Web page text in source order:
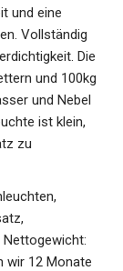
und eine
Vollständig
Die
und 100kg
und Nebel
ist klein,
zu
wir 12 Monate